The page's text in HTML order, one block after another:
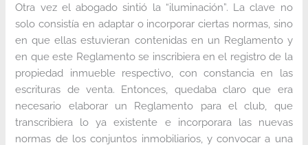
Otra vez el abogado sintió la “iluminación”. La clave no
solo consistía en adaptar o incorporar ciertas normas, sino
en que ellas estuvieran contenidas en un Reglamento y
en que este Reglamento se inscribiera en el registro de la
propiedad inmueble respectivo, con constancia en las
escrituras de venta. Entonces, quedaba claro que era
necesario elaborar un Reglamento para el club, que
transcribiera lo ya existente e incorporara las nuevas
normas de los conjuntos inmobiliarios, y convocar a una